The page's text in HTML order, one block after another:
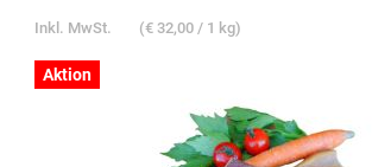
Inkl. MwSt. (€ 32,00 / 1 kg)
Aktion